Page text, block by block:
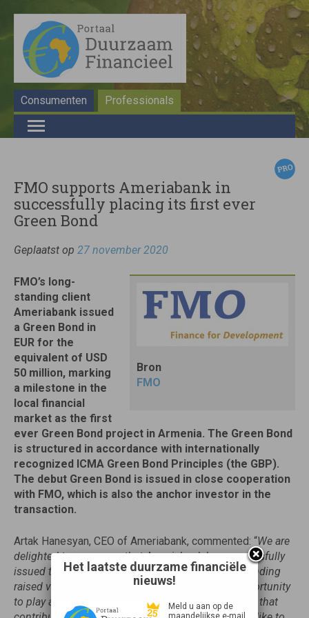
Consumenten Professionals
FMO supports Ameriabank in
successfully placing its first ever
Green Bond
Geplaatst op 27 november 2020
Bron
FMO
FMO’s long-
standing client
Ameriabank issued
a Green Bond in
EUR for the
equivalent of USD
50 million, marking
a milestone in the
local financial
market as the first
ever Green Bond project in Armenia. The Green Bond
is structured in accordance with internationally
recognized ICMA Green Bond Principles (the GBP).
The debut Green Bond is issued in close cooperation
with FMO, which is also the anchor investor in the
transaction.
Artak Hanesyan, CEO of Ameriabank, commented: “We are
delighted to announce that Ameriabank has successfully
issued the first-ever Green Bond from Armenia. Funding
raised via Green Bonds provides an unrivalled opportunity
to play an essential role in financing green projects that
Het laatste duurzame financiële
nieuws!
Meld u aan op de
maandelijkse e-mail